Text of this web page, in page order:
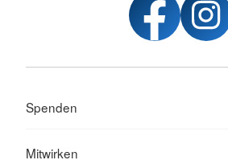
Spenden
Mitwirken